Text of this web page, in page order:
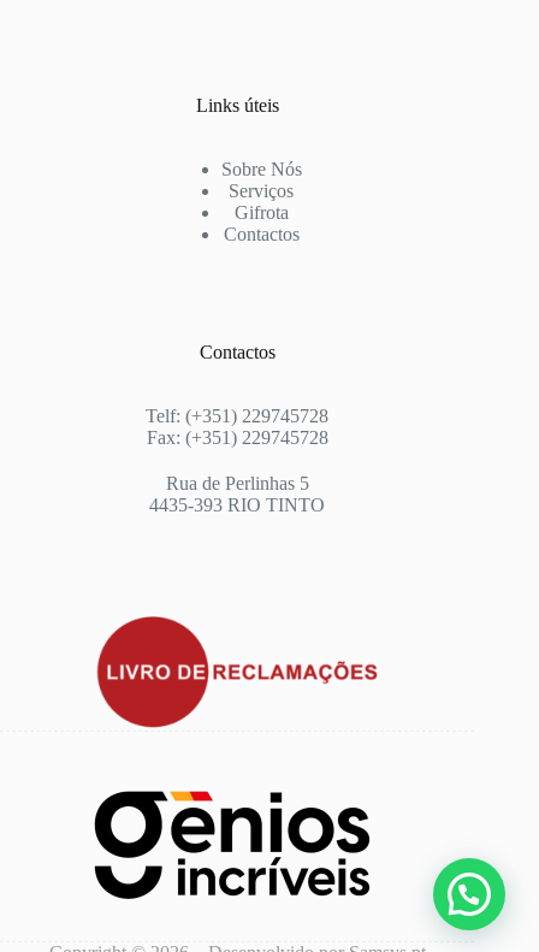
Links úteis
Sobre Nós
Serviços
Gifrota
Contactos
Contactos
Telf: (+351) 229745728
Fax: (+351) 229745728
Rua de Perlinhas 5
4435-393 RIO TINTO